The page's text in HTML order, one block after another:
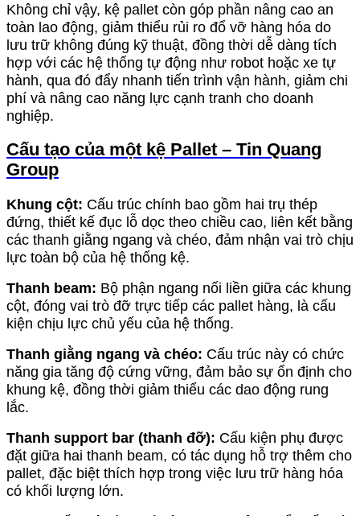
Không chỉ vậy, kệ pallet còn góp phần nâng cao an
toàn lao động, giảm thiểu rủi ro đổ vỡ hàng hóa do
lưu trữ không đúng kỹ thuật, đồng thời dễ dàng tích
hợp với các hệ thống tự động như robot hoặc xe tự
hành, qua đó đẩy nhanh tiến trình vận hành, giảm chi
phí và nâng cao năng lực cạnh tranh cho doanh
nghiệp.
Cấu tạo của một kệ Pallet – Tin Quang
Group
Khung cột: Cấu trúc chính bao gồm hai trụ thép
đứng, thiết kế đục lỗ dọc theo chiều cao, liên kết bằng
các thanh giằng ngang và chéo, đảm nhận vai trò chịu
lực toàn bộ của hệ thống kệ.
Thanh beam: Bộ phận ngang nối liền giữa các khung
cột, đóng vai trò đỡ trực tiếp các pallet hàng, là cấu
kiện chịu lực chủ yếu của hệ thống.
Thanh giằng ngang và chéo: Cấu trúc này có chức
năng gia tăng độ cứng vững, đảm bảo sự ổn định cho
khung kệ, đồng thời giảm thiểu các dao động rung
lắc.
Thanh support bar (thanh đỡ): Cấu kiện phụ được
đặt giữa hai thanh beam, có tác dụng hỗ trợ thêm cho
pallet, đặc biệt thích hợp trong việc lưu trữ hàng hóa
có khối lượng lớn.